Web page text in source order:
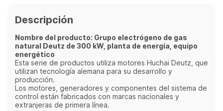
Descripción
Nombre del producto: Grupo electrógeno de gas
natural Deutz de 300 kW, planta de energía, equipo
energético
Esta serie de productos utiliza motores Huchai Deutz, que
utilizan tecnología alemana para su desarrollo y
producción.
Los motores, generadores y componentes del sistema de
control están fabricados con marcas nacionales y
extranjeras de primera línea.